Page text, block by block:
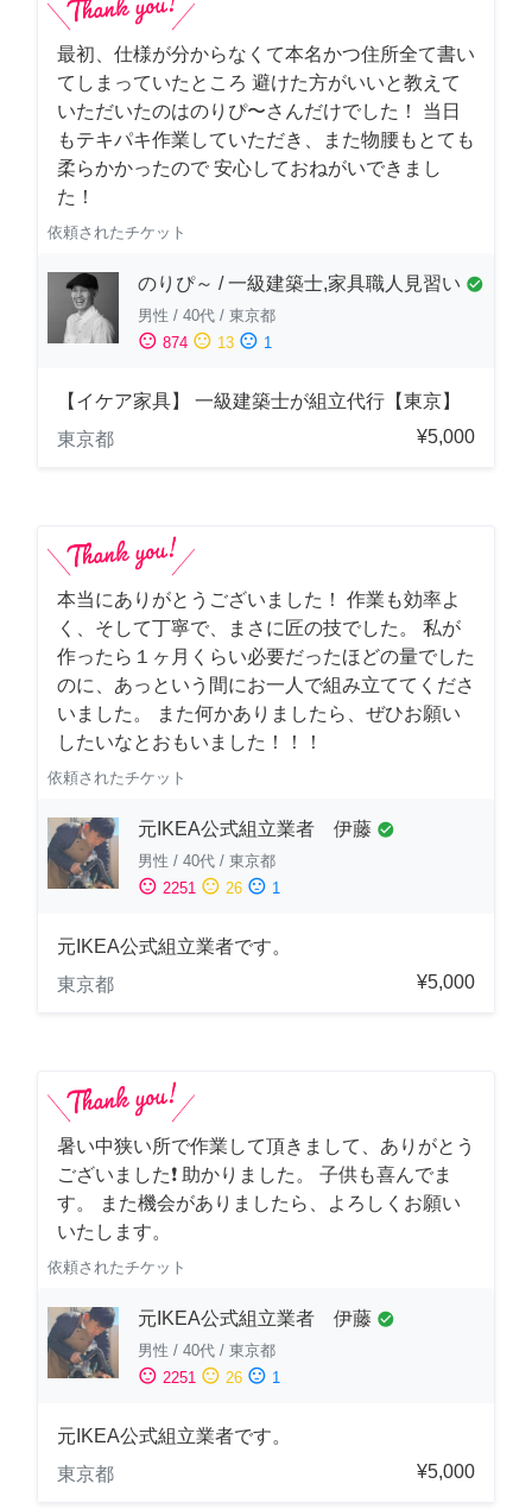
最初、仕様が分からなくて本名かつ住所全て書い
てしまっていたところ 避けた方がいいと教えて
いただいたのはのりぴ〜さんだけでした！ 当日
もテキパキ作業していただき、また物腰もとても
柔らかかったので 安心しておねがいできまし
た！
依頼されたチケット
のりぴ～ / 一級建築士,家具職人見習い check_circle
男性 / 40代 / 東京都
sentiment_satisfied 874 sentiment_neutral 13 sentiment_dissatisfied 1
【イケア家具】 一級建築士が組立代行【東京】
東京都
¥5,000
本当にありがとうございました！ 作業も効率よ
く、そして丁寧で、まさに匠の技でした。 私が
作ったら１ヶ月くらい必要だったほどの量でした
のに、あっという間にお一人で組み立ててくださ
いました。 また何かありましたら、ぜひお願い
したいなとおもいました！！！
依頼されたチケット
元IKEA公式組立業者 伊藤 check_circle
男性 / 40代 / 東京都
sentiment_satisfied 2251 sentiment_neutral 26 sentiment_dissatisfied 1
元IKEA公式組立業者です。
東京都
¥5,000
暑い中狭い所で作業して頂きまして、ありがとう
ございました❗️ 助かりました。 子供も喜んでま
す。 また機会がありましたら、よろしくお願い
いたします。
依頼されたチケット
元IKEA公式組立業者 伊藤 check_circle
男性 / 40代 / 東京都
sentiment_satisfied 2251 sentiment_neutral 26 sentiment_dissatisfied 1
元IKEA公式組立業者です。
東京都
¥5,000